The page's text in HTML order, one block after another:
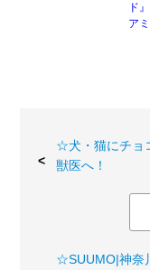
ド
ア
☆犬・猫にチョ
獣医へ！
☆SUUMO|神奈